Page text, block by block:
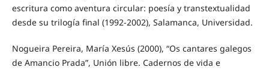
escritura como aventura circular: poesía y transtextualidad
desde su trilogía final (1992-2002), Salamanca, Universidad.
Nogueira Pereira, María Xesús (2000), “Os cantares galegos
de Amancio Prada”, Unión libre. Cadernos de vida e